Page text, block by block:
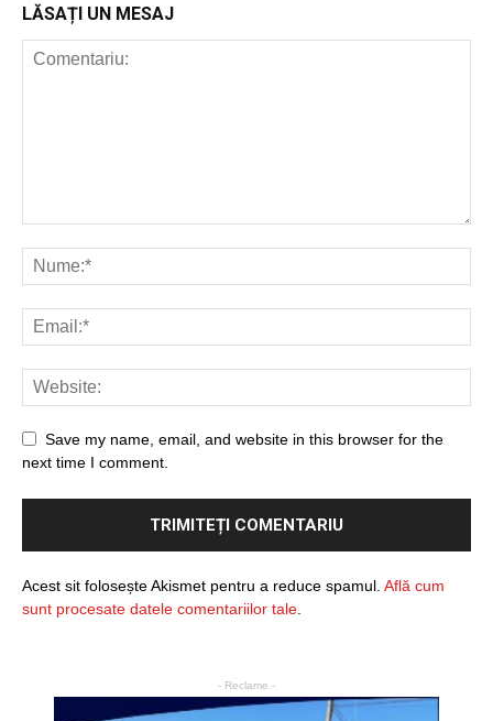
LĂSAȚI UN MESAJ
Save my name, email, and website in this browser for the
next time I comment.
Acest sit folosește Akismet pentru a reduce spamul. Află cum
sunt procesate datele comentariilor tale
- Reclame -